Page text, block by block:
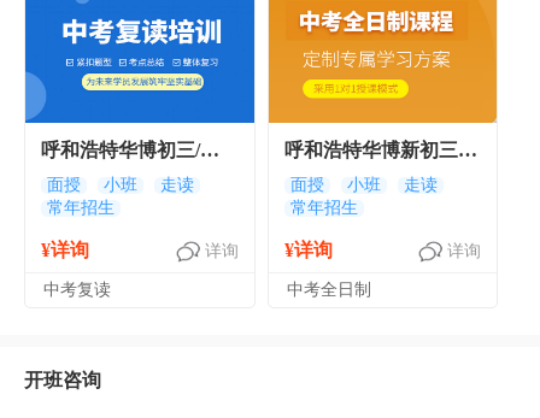
呼和浩特华博初三/中
考复读课程班-初三全
托班
面授 小班
走读
常年招生
¥详询 详询
中考复读
呼和浩特华博新初三/
中考全日制课程-全托
带住宿集训班
面授 小班
走读
常年招生
¥详询 详询
中考全日制
开班咨询